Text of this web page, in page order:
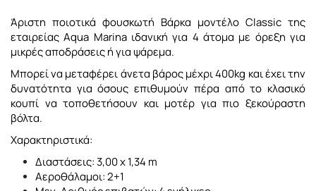
Άριστη ποιοτικά φουσκωτή Βάρκα μοντέλο Classic της
εταιρείας Aqua Marina ιδανική για 4 άτομα με όρεξη για
μικρές αποδράσεις ή για ψάρεμα.
Μπορεί να μεταφέρει άνετα βάρος μέχρι 400kg και έχει την
δυνατότητα για όσους επιθυμούν πέρα από το κλασικό
κουπί να τοποθετήσουν και μοτέρ για πιο ξεκούραστη
βόλτα.
Χαρακτηριστικά:
Διαστάσεις: 3,00 x 1,34 m
Αεροθάλαμοι: 2+1